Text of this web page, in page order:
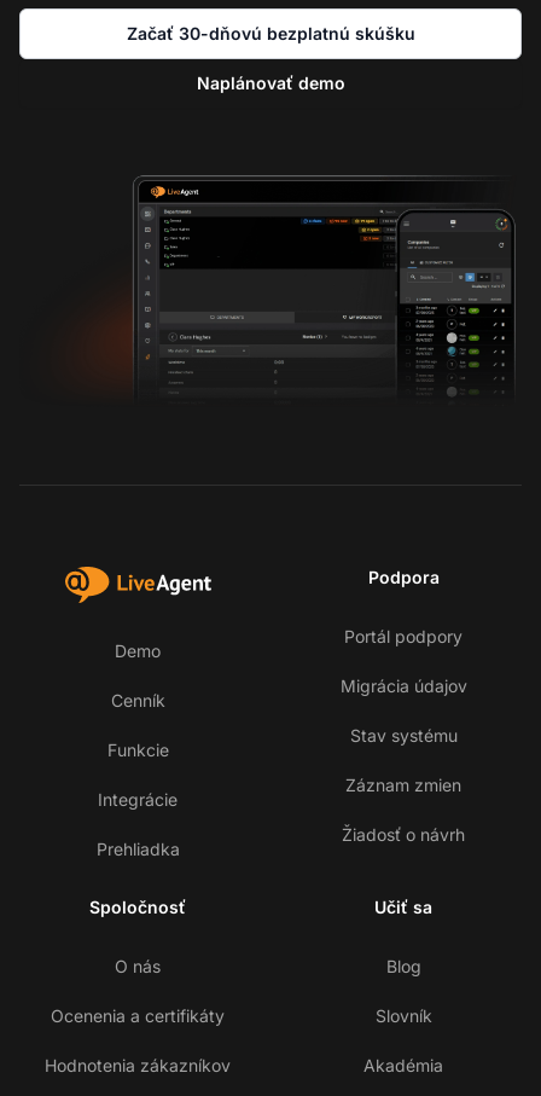
Začať 30-dňovú bezplatnú skúšku
Naplánovať demo
Demo
Cenník
Funkcie
Integrácie
Prehliadka
Podpora
Portál podpory
Migrácia údajov
Stav systému
Záznam zmien
Žiadosť o návrh
Spoločnosť
O nás
Ocenenia a certifikáty
Hodnotenia zákazníkov
Učiť sa
Blog
Slovník
Akadémia